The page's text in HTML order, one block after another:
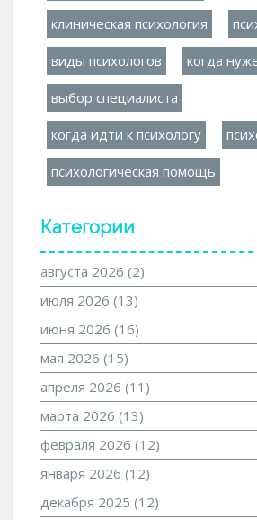
клиническая психология
виды психологов когда
выбор специалиста
когда идти к психологу
психологическая помощь
Категории
августа 2026 (2)
июля 2026 (13)
июня 2026 (16)
мая 2026 (15)
апреля 2026 (11)
марта 2026 (13)
февраля 2026 (12)
января 2026 (12)
декабря 2025 (12)